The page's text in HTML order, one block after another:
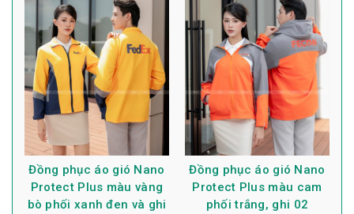
Đồng phục áo gió Nano
Protect Plus màu vàng
bò phối xanh đen và ghi
Đồng phục áo gió Nano
Protect Plus màu cam
phối trắng, ghi 02